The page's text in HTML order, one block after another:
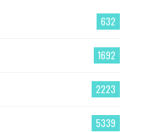
632
1692
2223
5339